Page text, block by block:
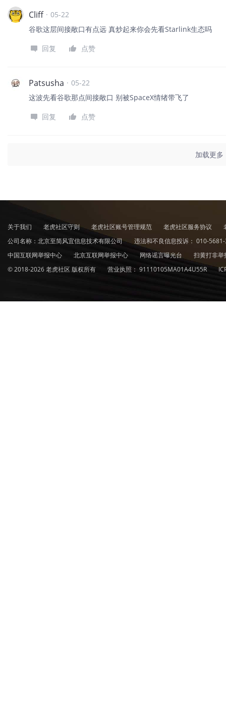
Cliff · 05-22
谷歌这层间接敞口有点远 真炒起来你会先看Starlink生态吗
回复
点赞
Patsusha · 05-22
这波先看谷歌那点间接敞口 别被SpaceX情绪带飞了
回复
点赞
加载更多
关于我们 老虎社区守则 老虎社区账号管理规范 老虎社区服务协议
公司名称：北京至简风宜信息技术有限公司
违法和不良信息投诉： 010-
中国互联网举报中心
北京互联网举报中心 网络谣言曝光台
扫黄打非
© 2018-2026 老虎社区 版权所有
营业执照： 91110105MA01A4U55R